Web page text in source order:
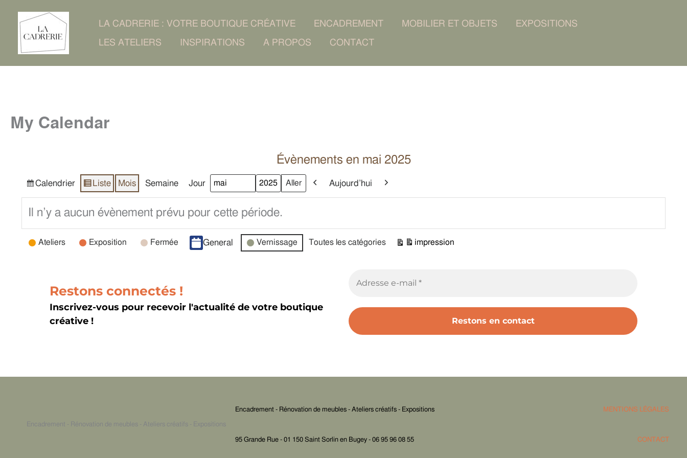
Aller
contenu
LA CADRERIE : VOTRE BOUTIQUE CRÉATIVE ENCADREMENT MOBILIER ET OBJETS EXPOSITIONS
LES ATELIERS INSPIRATIONS A PROPOS CONTACT
My Calendar
Évènements en mai 2025
Vue
Calendrier
Vue
Liste Mois Semaine Jour
Mois
Année Précédent
Aujourd’hui
Il n’y a aucun évènement prévu pour cette période.
Catégories
Ateliers Exposition Fermée General Vernissage Toutes les catégories
Vue
impression
Restons connectés !
Inscrivez-vous pour recevoir l'actualité de votre boutique
créative !
Encadrement - Rénovation de meubles - Ateliers créatifs - Expositions
Encadrement - Rénovation de meubles - Ateliers créatifs - Expositions
95 Grande Rue - 01 150 Saint Sorlin en Bugey - 06 95 96 08 55
MENTIONS LÉGALES
CONTACT